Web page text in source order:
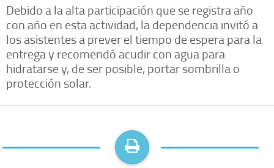
Debido a la alta participación que se registra año
con año en esta actividad, la dependencia invitó a
los asistentes a prever el tiempo de espera para la
entrega y recomendó acudir con agua para
hidratarse y, de ser posible, portar sombrilla o
protección solar.